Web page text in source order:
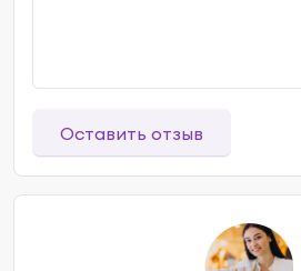
Оставить отзыв